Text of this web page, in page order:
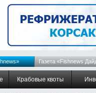
Газета «Fishnews
Крабовые квоты